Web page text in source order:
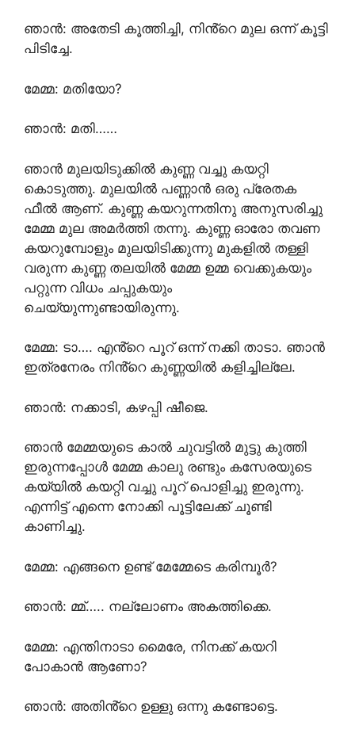
ഞാൻ: അതേടി കൂത്തിച്ചി, നിൻ്റെ മുല ഒന്ന് കൂട്ടി
പിടിച്ചേ.
മേമ്മ: മതിയോ?
ഞാൻ: മതി……
ഞാൻ മുലയിടുക്കിൽ കുണ്ണ വച്ചു കയറ്റി
കൊടുത്തു. മുലയിൽ പണ്ണാൻ ഒരു പ്രേതക
ഫീൽ ആണ്. കുണ്ണ കയറുന്നതിനു അനുസരിച്ചു
മേമ്മ മുല അമർത്തി തന്നു. കുണ്ണ ഓരോ തവണ
കയറുമ്പോളും മുലയിടിക്കുന്നു മുകളിൽ തള്ളി
വരുന്ന കുണ്ണ തലയിൽ മേമ്മ ഉമ്മ വെക്കുകയും
പറ്റുന്ന വിധം ചപ്പുകയും
ചെയ്യുന്നുണ്ടായിരുന്നു.
മേമ്മ: ടാ…. എൻ്റെ പൂറ് ഒന്ന് നക്കി താടാ. ഞാൻ
ഇത്രനേരം നിൻ്റെ കുണ്ണയിൽ കളിച്ചില്ലേ.
ഞാൻ: നക്കാടി, കഴപ്പി ഷീജെ.
ഞാൻ മേമ്മയുടെ കാൽ ചുവട്ടിൽ മുട്ടു കുത്തി
ഇരുന്നപ്പോൾ മേമ്മ കാലു രണ്ടും കസേരയുടെ
കയ്യിൽ കയറ്റി വച്ചു പൂറ് പൊളിച്ചു ഇരുന്നു.
എന്നിട്ട് എന്നെ നോക്കി പൂട്ടിലേക്ക് ചൂണ്ടി
കാണിച്ചു.
മേമ്മ: എങ്ങനെ ഉണ്ട് മേമ്മേടെ കരിമ്പൂർ?
ഞാൻ: മ്മ്….. നല്ലോണം അകത്തിക്കെ.
മേമ്മ: എന്തിനാടാ മൈരേ, നിനക്ക് കയറി
പോകാൻ ആണോ?
ഞാൻ: അതിൻ്റെ ഉള്ളു ഒന്നു കണ്ടോട്ടെ.